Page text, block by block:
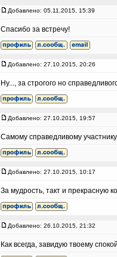
Добавлено: 05.11.2015, 15:39
Спасибо за встречу!
Добавлено: 27.10.2015, 20:26
Ну..., за строгого но
Добавлено: 27.10.2015, 19:57
Самому справедливому
Добавлено: 27.10.2015, 10:17
За мудрость, такт и прекрасную
Добавлено: 26.10.2015, 21:32
Как всегда, завидую твоему